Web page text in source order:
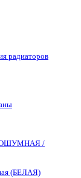
радиаторов
/
(БЕЛАЯ)